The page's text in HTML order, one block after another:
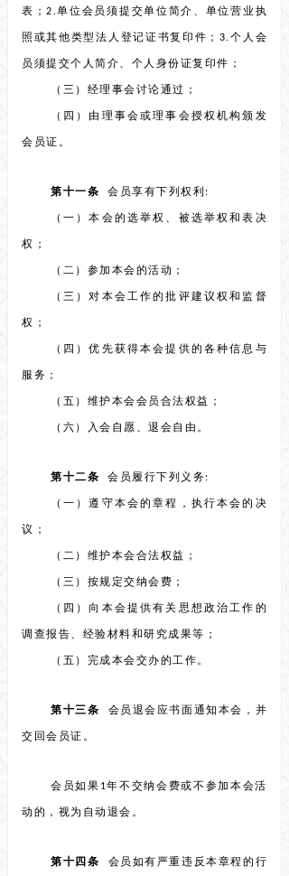
表；2.单位会员须提交单位简介、单位营业执
照或其他类型法人登记证书复印件；3.个人会
员须提交个人简介、个人身份证复印件；
（三）经理事会讨论通过；
（四）由理事会或理事会授权机构颁发
会员证。
第十一条 会员享有下列权利:
（一）本会的选举权、被选举权和表决
权；
（二）参加本会的活动；
（三）对本会工作的批评建议权和监督
权；
（四）优先获得本会提供的各种信息与
服务；
（五）维护本会会员合法权益；
（六）入会自愿、退会自由。
第十二条 会员履行下列义务:
（一）遵守本会的章程，执行本会的决
议；
（二）维护本会合法权益；
（三）按规定交纳会费；
（四）向本会提供有关思想政治工作的
调查报告、经验材料和研究成果等；
（五）完成本会交办的工作。
第十三条 会员退会应书面通知本会，并
交回会员证。
会员如果1年不交纳会费或不参加本会活
动的，视为自动退会。
第十四条 会员如有严重违反本章程的行